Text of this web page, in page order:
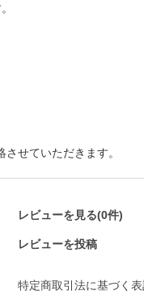
せていただきます。
レビューを見る(0件)
レビューを投稿
特定商取引法に基づく表